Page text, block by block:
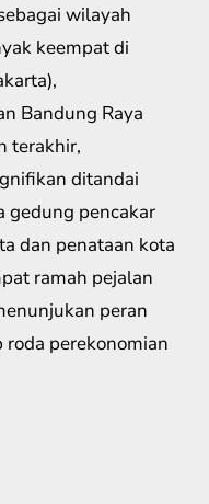
wilayah
keempat di
Bandung Raya
terakhir,
ditandai
gedung pencakar
dan penataan kota
ramah pejalan
peran
perekonomian